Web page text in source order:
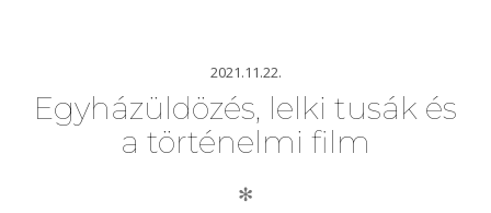
2021.11.22.
Egyházüldözés, lelki tusák és
a történelmi film
✻